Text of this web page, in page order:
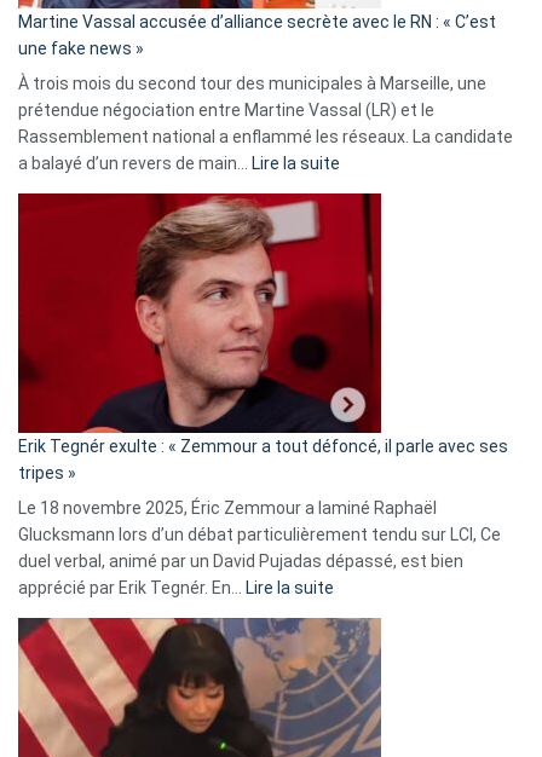
Algérie
Martine Vassal accusée d’alliance secrète avec le RN : « C’est
une fake news »
À trois mois du second tour des municipales à Marseille, une
prétendue négociation entre Martine Vassal (LR) et le
Rassemblement national a enflammé les réseaux. La candidate
a balayé d’un revers de main…
Lire la suite
d’alliance
secrète
«
C’est
fake
news
»
Erik Tegnér exulte : « Zemmour a tout défoncé, il parle avec ses
tripes »
Le 18 novembre 2025, Éric Zemmour a laminé Raphaël
Glucksmann lors d’un débat particulièrement tendu sur LCI, Ce
duel verbal, animé par un David Pujadas dépassé, est bien
apprécié par Erik Tegnér. En…
Lire la suite
Tegnér
exulte
« Zemmour
a